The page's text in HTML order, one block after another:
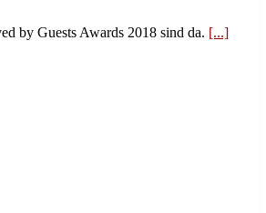
by Guests Awards 2018 sind da. [...]